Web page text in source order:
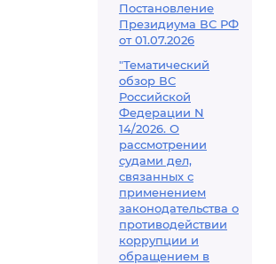
Постановление
Президиума ВС РФ
от 01.07.2026
"Тематический
обзор ВС
Российской
Федерации N
14/2026. О
рассмотрении
судами дел,
связанных с
применением
законодательства о
противодействии
коррупции и
обращением в